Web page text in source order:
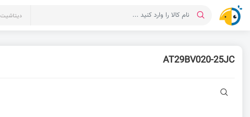
دیتاشیت
AT29BV020-25JC